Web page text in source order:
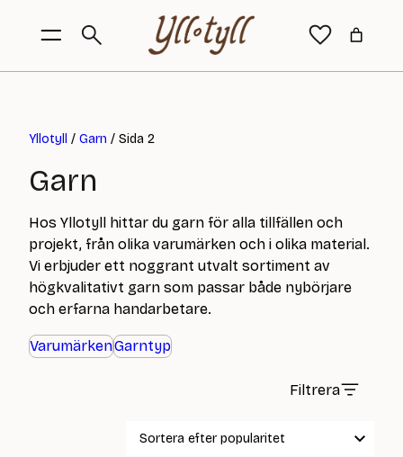
Yllotyll / Garn / Sida 2
Garn
Hos Yllotyll hittar du garn för alla tillfällen och
projekt, från olika varumärken och i olika material.
Vi erbjuder ett noggrant utvalt sortiment av
högkvalitativt garn som passar både nybörjare
och erfarna handarbetare.
VarumärkenGarntyp
Filtrera